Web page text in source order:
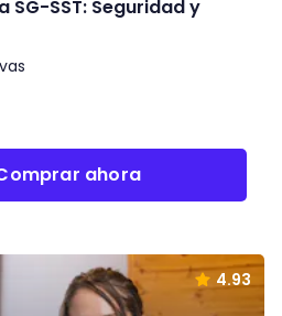
SG-SST: Seguridad y
ahora
4.93